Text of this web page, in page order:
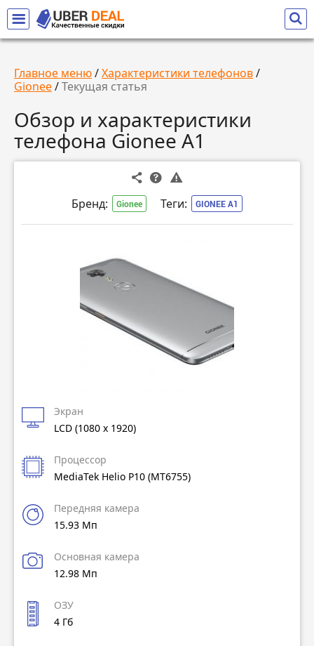
Главное меню/Характеристики телефонов/
Gionee/Текущая статья
Обзор и характеристики
телефона Gionee A1
Бренд: Gionee Теги: GIONEE A1
Экран
LCD (1080 x 1920)
Процессор
MediaTek Helio P10 (MT6755)
Передняя камера
15.93 Мп
Основная камера
12.98 Мп
ОЗУ
4 Гб